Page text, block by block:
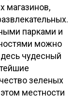
магазинов,
парками и
можно
чудесный
зеленых
местности